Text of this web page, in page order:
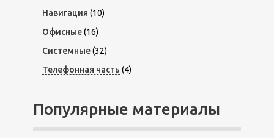
Навигация (10)
Офисные(16)
Системные(32)
Телефонная часть (4)
Популярные материалы